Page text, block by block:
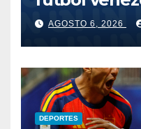
FCAGOSTO 6, 2026
DEPORTES